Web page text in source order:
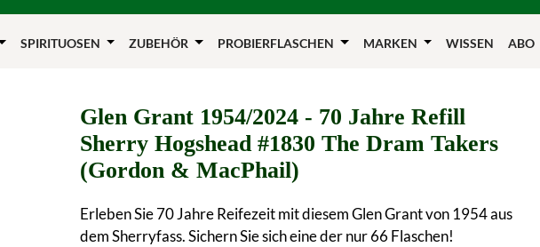
SPIRITUOSEN ZUBEHÖR PROBIERFLASCHEN MARKEN WISSEN ABO
Glen Grant 1954/2024 - 70 Jahre Refill
Sherry Hogshead #1830 The Dram Takers
(Gordon & MacPhail)
Erleben Sie 70 Jahre Reifezeit mit diesem Glen Grant von 1954 aus
dem Sherryfass. Sichern Sie sich eine der nur 66 Flaschen!